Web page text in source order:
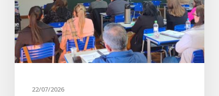
22/07/2026